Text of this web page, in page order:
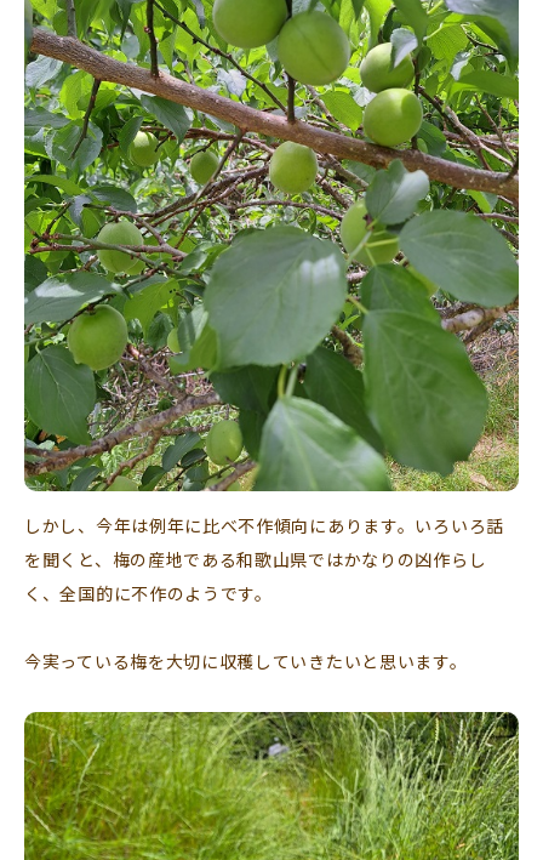
しかし、今年は例年に比べ不作傾向にあります。いろいろ話
を聞くと、梅の産地である和歌山県ではかなりの凶作らし
く、全国的に不作のようです。
今実っている梅を大切に収穫していきたいと思います。